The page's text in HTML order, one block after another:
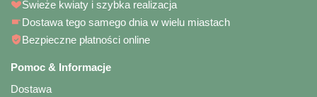
Świeże kwiaty i szybka realizacja
Dostawa tego samego dnia w wielu miastach
Bezpieczne płatności online
Pomoc & Informacje
Dostawa